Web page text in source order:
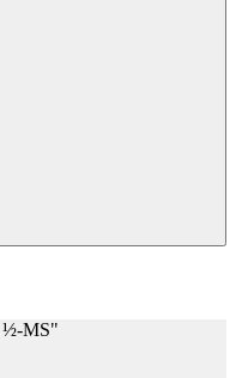
½-MS"